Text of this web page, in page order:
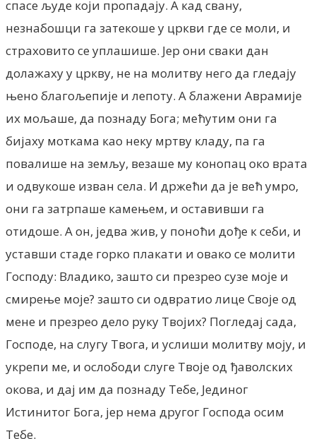
спасе људе који пропадају. А кад свану,
незнабошци га затекоше у цркви где се моли, и
страховито се уплашише. Јер они сваки дан
долажаху у цркву, не на молитву него да гледају
њено благољепије и лепоту. А блажени Аврамије
их мољаше, да познаду Бога; мећутим они га
бијаху моткама као неку мртву кладу, па га
повалише на земљу, везаше му конопац око врата
и одвукоше изван села. И држећи да је већ умро,
они га затрпаше камењем, и оставивши га
отидоше. А он, једва жив, у поноћи дође к себи, и
уставши стаде горко плакати и овако се молити
Господу: Владико, зашто си презрео сузе моје и
смирење моје? зашто си одвратио лице Своје од
мене и презрео дело руку Твојих? Погледај сада,
Господе, на слугу Твога, и услиши молитву моју, и
укрепи ме, и ослободи слуге Твоје од ђаволских
окова, и дај им да познаду Тебе, Јединог
Истинитог Бога, јер нема другог Господа осим
Тебе.